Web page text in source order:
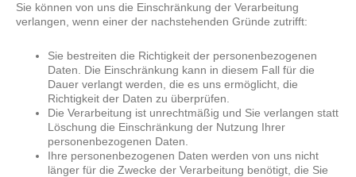
Sie können von uns die Einschränkung der Verarbeitung
verlangen, wenn einer der nachstehenden Gründe zutrifft:
Sie bestreiten die Richtigkeit der personenbezogenen
Daten. Die Einschränkung kann in diesem Fall für die
Dauer verlangt werden, die es uns ermöglicht, die
Richtigkeit der Daten zu überprüfen.
Die Verarbeitung ist unrechtmäßig und Sie verlangen statt
Löschung die Einschränkung der Nutzung Ihrer
personenbezogenen Daten.
Ihre personenbezogenen Daten werden von uns nicht
länger für die Zwecke der Verarbeitung benötigt, die Sie